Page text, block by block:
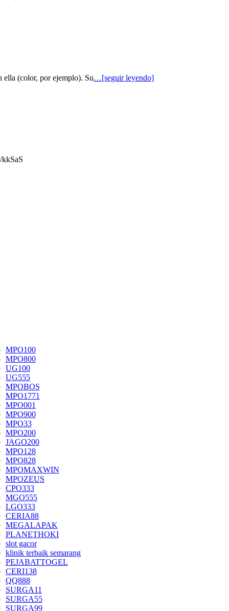
ella (color, por ejemplo). Su…[seguir leyendo]
kkSaS
MPO100
MPO800
UG100
UG555
MPOBOS
MPO1771
MPO001
MPO900
MPO33
MPO200
JAGO200
MPO128
MPO828
MPOMAXWIN
MPOZEUS
CPO333
MGO555
LGO333
CERIA88
MEGALAPAK
PLANETHOKI
slot gacor
klinik terbaik semarang
PEJABATTOGEL
CERI138
QQ888
SURGA11
SURGA55
SURGA99